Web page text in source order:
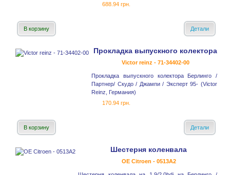
688.94 грн.
В корзину Детали
Прокладка выпускного колектора
Victor reinz - 71-34402-00
Прокладка выпускного колектора Берлинго /
Партнер/ Скудо / Джампи / Эксперт 95- (Victor
Reinz, Германия)
170.94 грн.
В корзину Детали
Шестерня коленвала
OE Citroen - 0513A2